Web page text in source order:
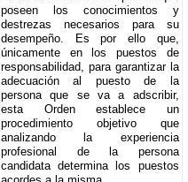
poseen los conocimientos y
destrezas necesarios para su
desempeño. Es por ello que,
únicamente en los puestos de
responsabilidad, para garantizar la
adecuación al puesto de la
persona que se va a adscribir,
esta Orden establece un
procedimiento objetivo que
analizando la experiencia
profesional de la persona
candidata determina los puestos